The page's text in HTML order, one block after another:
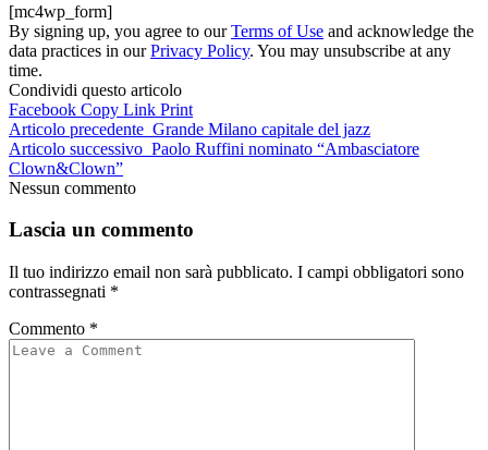
[mc4wp_form]
By signing up, you agree to ourTerms of Use and acknowledge the
data practices in ourPrivacy Policy. You may unsubscribe at any
time.
Condividi questo articolo
Facebook Copy Link Print
Articolo precedente Grande Milano capitale del jazz
Articolo successivo Paolo Ruffini nominato “Ambasciatore
Clown&Clown”
Nessun commento
Lascia un commento
Il tuo indirizzo email non sarà pubblicato. I campi obbligatori sono
contrassegnati *
Commento *